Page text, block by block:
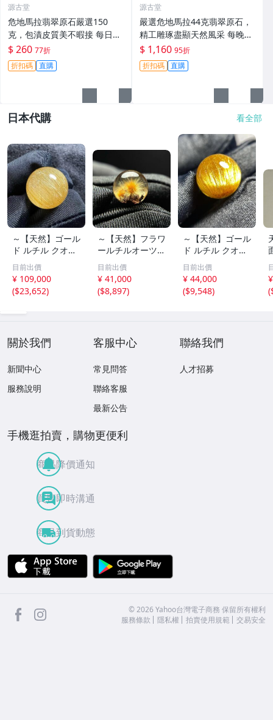
源古堂
危地馬拉翡翠原石嚴選150
克，包漬皮質美不暇接 每日拍
賣晚11點截標 真實成交 危地
馬拉、翡翠原石、包漿皮
$ 260 77折
折扣碼 直購
源古堂
嚴選危地馬拉44克翡翠原石，
精工雕琢盡顯天然風采 每晚11
點截標 日拍推薦 危地馬拉 翡
翠原石 雕琢作品
$ 1,160 95折
折扣碼 直購
日本代購 看全部
～【天然】ゴール
ド ルチル クオー
ツ 丸玉 18.2mm
8.5g
目前出價
¥ 109,000
($23,652)
～【天然】フラワ
ールチルオーツ
丸玉 10.5mm 1.6
g
目前出價
¥ 41,000
($8,897)
～【天然】ゴール
ド ルチル クオー
ツ 丸玉 13.7mm
3.7g
目前出價
¥ 44,000
($9,548)
(
關於我們
新聞中心
服務說明
客服中心
常見問答
聯絡客服
最新公告
聯絡我們
人才招募
手機逛拍賣，購物更便利
商品降價通知
買賣即時溝通
商品到貨動態
APP Store
facebook ©2026 Yahoo台灣電子商務 保留所有權利
服務條款
隱私權 拍賣使用規範 交易安全